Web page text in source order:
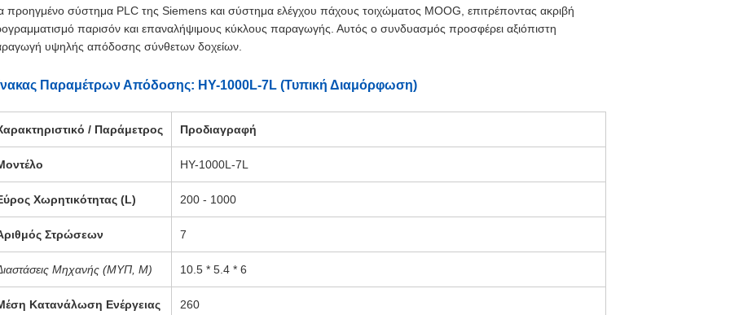
προηγμένο σύστημα PLC της Siemens και σύστημα ελέγχου πάχους τοιχώματος MOOG, επιτρέποντας ακριβή
παρισόν και επαναλήψιμους κύκλους παραγωγής. Αυτός ο συνδυασμός προσφέρει αξιόπιστη
υψηλής απόδοσης σύνθετων δοχείων.
Παραμέτρων Απόδοσης: HY-1000L-7L (Τυπική Διαμόρφωση)
/ Παράμετρος Προδιαγραφή
HY-1000L-7L
Χωρητικότητας (L) 200 - 1000
Στρώσεων 7
Μηχανής (ΜΥΠ, Μ) 10.5 * 5.4 * 6
Κατανάλωση Ενέργειας
260